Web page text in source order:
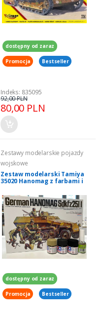
dostępny od zaraz
Promocja Bestseller
Indeks: 835095
80,00 PLN
92,00 PLN
Zestawy modelarskie pojazdy
wojskowe
Zestaw modelarski Tamiya
35020 Hanomag z farbami i
dostępny od zaraz
Promocja Bestseller